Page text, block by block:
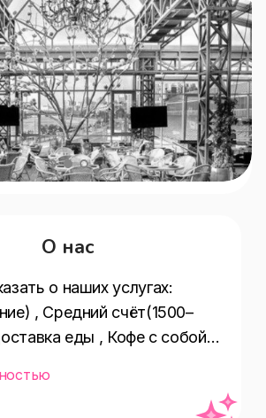
О нас
о наших услугах:
, Средний счёт(1500–
еды , Кофе с собой ,
, Оплата картой ,